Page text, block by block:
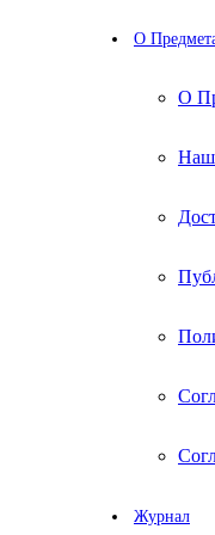
О
О
Журнал